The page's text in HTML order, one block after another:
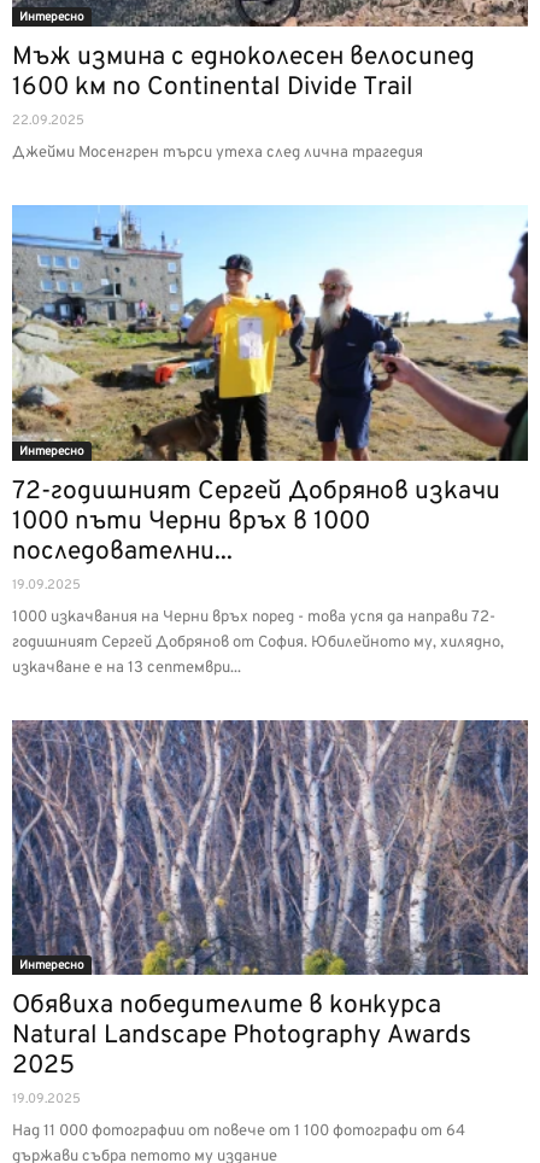
Интерeсно
Мъж измина с едноколесен велосипед
1600 км по Continental Divide Trail
22.09.2025
Джейми Мосенгрен търси утеха след лична трагедия
Интерeсно
72-годишният Сергей Добрянов изкачи
1000 пъти Черни връх в 1000
последователни...
19.09.2025
1000 изкачвания на Черни връх поред - това успя да направи 72-
годишният Сергей Добрянов от София. Юбилейното му, хилядно,
изкачване е на 13 септември...
Интерeсно
Обявиха победителите в конкурса
Natural Landscape Photography Awards
2025
19.09.2025
Над 11 000 фотографии от повече от 1 100 фотографи от 64
държави събра петото му издание